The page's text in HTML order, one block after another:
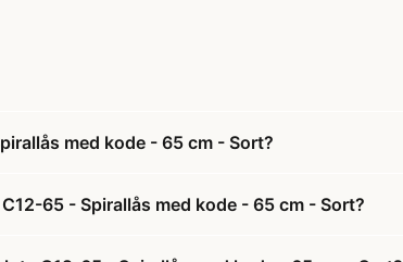
med kode - 65 cm - Sort?
65 - Spirallås med kode - 65 cm - Sort?